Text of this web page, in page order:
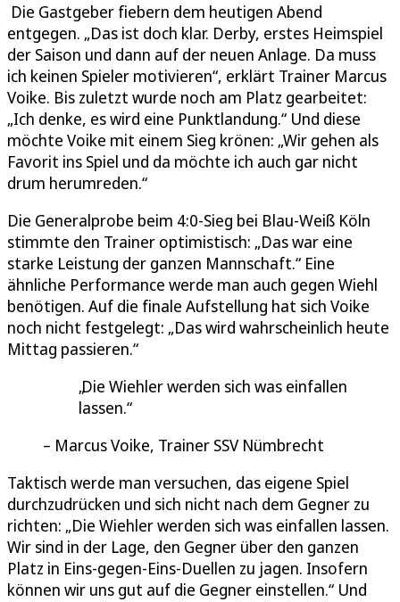
Die Gastgeber fiebern dem heutigen Abend
entgegen. „Das ist doch klar. Derby, erstes Heimspiel
der Saison und dann auf der neuen Anlage. Da muss
ich keinen Spieler motivieren“, erklärt Trainer Marcus
Voike. Bis zuletzt wurde noch am Platz gearbeitet:
„Ich denke, es wird eine Punktlandung.“ Und diese
möchte Voike mit einem Sieg krönen: „Wir gehen als
Favorit ins Spiel und da möchte ich auch gar nicht
drum herumreden.“
Die Generalprobe beim 4:0-Sieg bei Blau-Weiß Köln
stimmte den Trainer optimistisch: „Das war eine
starke Leistung der ganzen Mannschaft.“ Eine
ähnliche Performance werde man auch gegen Wiehl
benötigen. Auf die finale Aufstellung hat sich Voike
noch nicht festgelegt: „Das wird wahrscheinlich heute
Mittag passieren.“
Die Wiehler werden sich was einfallen
lassen.
Marcus Voike, Trainer SSV Nümbrecht
Taktisch werde man versuchen, das eigene Spiel
durchzudrücken und sich nicht nach dem Gegner zu
richten: „Die Wiehler werden sich was einfallen lassen.
Wir sind in der Lage, den Gegner über den ganzen
Platz in Eins-gegen-Eins-Duellen zu jagen. Insofern
können wir uns gut auf die Gegner einstellen.“ Und